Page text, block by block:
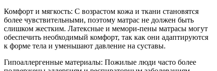
Комфорт и мягкость: С возрастом кожа и ткани становятся
более чувствительными, поэтому матрас не должен быть
слишком жестким. Латексные и мемори-пены матрасы могут
обеспечить необходимый комфорт, так как они адаптируются
к форме тела и уменьшают давление на суставы.
Гипоаллергенные материалы: Пожилые люди часто более